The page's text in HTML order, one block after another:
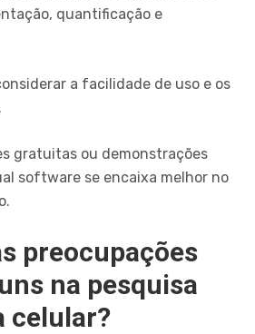
quantificação e
a facilidade de uso e os
gratuitas ou demonstrações
software se encaixa melhor no
preocupações
na pesquisa
celular?